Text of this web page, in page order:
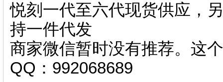
悦刻一代至六代现货供应，
持一件代发
商家微信暂时没有推荐。这
QQ：992068689